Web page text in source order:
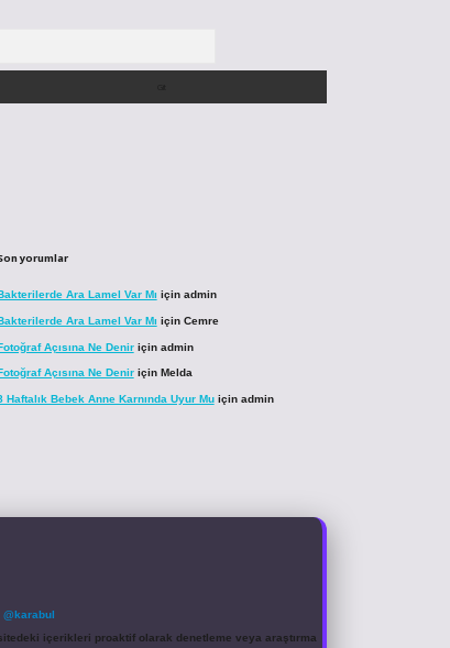
yorumlar
Ara Lamel Var Mı için admin
Ara Lamel Var Mı için Cemre
Açısına Ne Deniriçin admin
Açısına Ne Deniriçin Melda
Haftalık Bebek Anne Karnında Uyur Muiçin admin
@karabul
içerikleri proaktif olarak denetleme veya araştırma